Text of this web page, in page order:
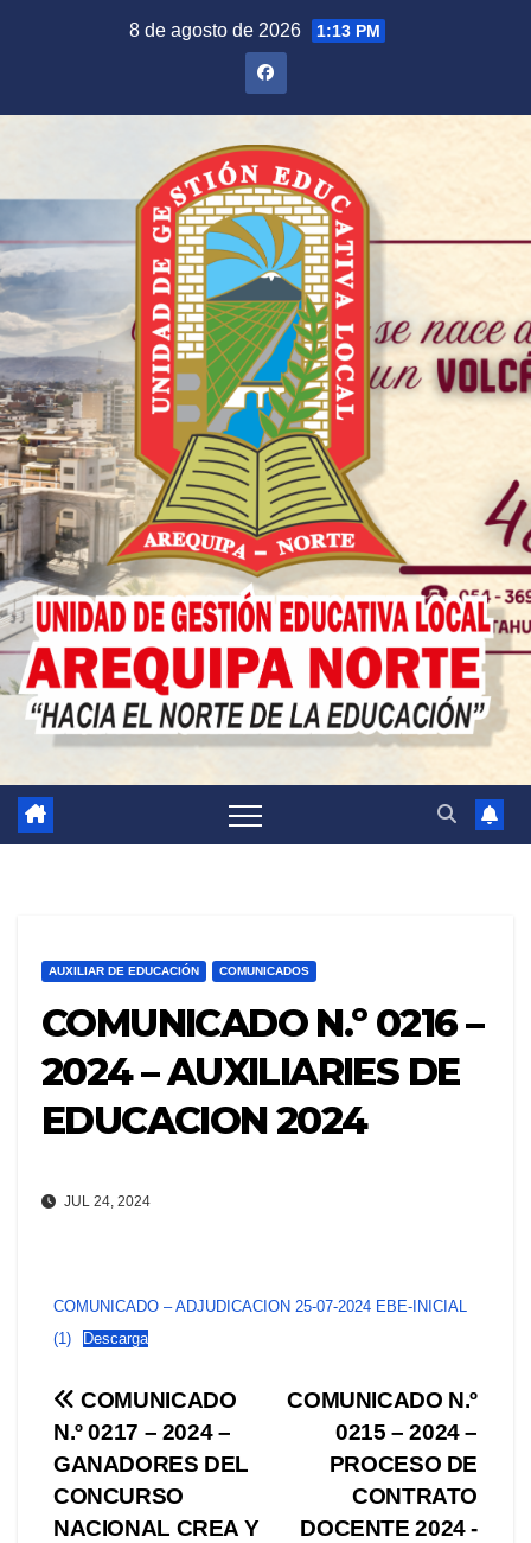
8 de agosto de 2026 1:13 PM
AUXILIAR DE EDUCACIÓN COMUNICADOS
COMUNICADO N.º 0216 –
2024 – AUXILIARIES DE
EDUCACION 2024
JUL 24, 2024
COMUNICADO – ADJUDICACION 25-07-2024 EBE-INICIAL
(1)
Descarga
Navegación
de
entradas
COMUNICADO N.º
0215 – 2024 –
PROCESO DE
CONTRATO
DOCENTE 2024 -
COMUNICADO
N.º 0217 – 2024 –
GANADORES DEL
CONCURSO
NACIONAL CREA Y